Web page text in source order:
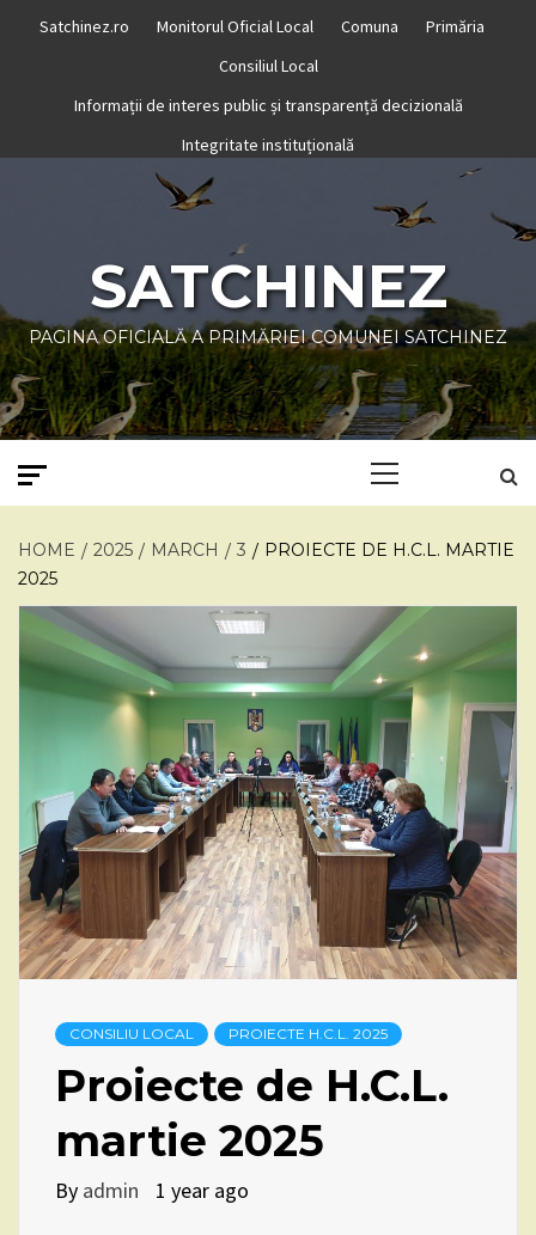
Satchinez.ro Monitorul Oficial Local Comuna
Primăria
Consiliul Local
Informații de interes public și transparență decizională
Integritate instituțională
SATCHINEZ
PAGINA OFICIALĂ A PRIMĂRIEI COMUNEI SATCHINEZ
HOME 2025 MARCH 3
PROIECTE DE H.C.L. MARTIE
2025
CONSILIU LOCAL PROIECTE H.C.L. 2025
Proiecte de H.C.L.
martie 2025
By admin 1 year ago